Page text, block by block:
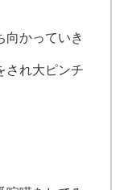
向かっていき
され大ピンチ